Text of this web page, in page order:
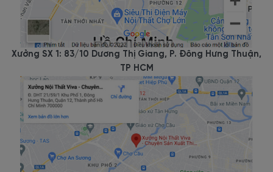
bền bỉ cùng tính thẩm mỹ cao của sản phẩm. Mẫu
tủ quần áo
đã trải qua quy trình kiểm tra nghiêm ngặt trước khi bàn giao cho
khách hàng.
Công nghệ sản xuất tiên tiến: Mẫu tủ quần áo kính sản xuất bằng
hệ thống máy cắt CNC, sơn tĩnh điện, lắp ráp linh hoạt. Nhờ đó,
mang đến độ chính xác cao, đẹp và tiết kiệm thời gian.
Tính tiện dụng: Thiết kế tủ quần áo kính TA-2531 đáp ứng nhu
cầu lưu trữ quần áo của khách hàng. Với sự phân chia kích thước
và ngăn chứa khác nhau để phù hợp với nhu cầu của từng Khách
hàng.
Xưởng SX 1: 83/10 Dương Thị Giang, P. Đông Hưng Thuận,
TP HCM